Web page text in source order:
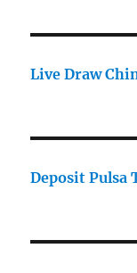
Live Draw
Deposit Pulsa